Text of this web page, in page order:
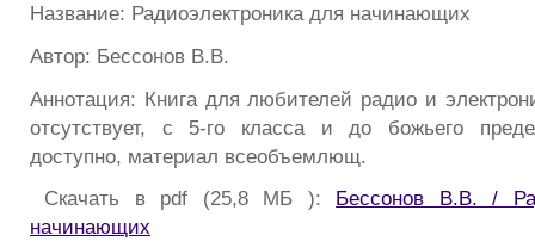
Название: Радиоэлектроника для начинающих
Автор: Бессонов В.В.
Аннотация: Книга для любителей радио и
отсутствует, с 5-го класса и до божьего
доступно, материал всеобъемлющ.
Скачать в pdf (25,8 МБ ): Бессонов В.В. /
начинающих